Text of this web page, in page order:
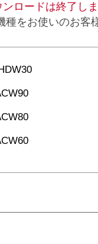
ンロードは終了し
をお使いのお客